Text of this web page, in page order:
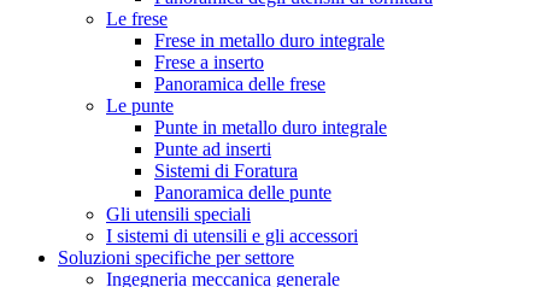
Le frese
Frese in metallo duro integrale
Frese a inserto
Panoramica delle frese
Le punte
Punte in metallo duro integrale
Punte ad inserti
Sistemi di Foratura
Panoramica delle punte
Gli utensili speciali
I sistemi di utensili e gli accessori
Soluzioni specifiche per settore
Ingegneria meccanica generale